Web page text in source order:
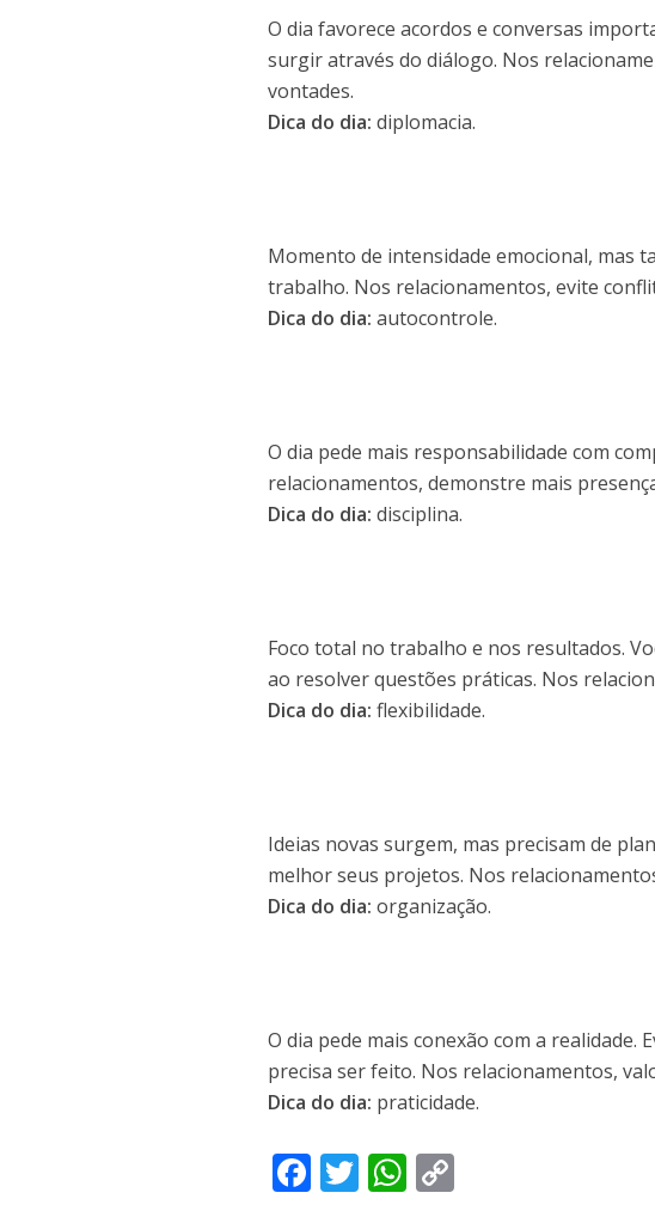
O dia favorece acordos e conversas
surgir através do diálogo. Nos
vontades.
Dica do dia: diplomacia.
Momento de intensidade emocional, mas
trabalho. Nos relacionamentos, evite
Dica do dia: autocontrole.
O dia pede mais responsabilidade com
relacionamentos, demonstre mais
Dica do dia: disciplina.
Foco total no trabalho e nos resultados.
ao resolver questões práticas. Nos
Dica do dia: flexibilidade.
Ideias novas surgem, mas precisam de
melhor seus projetos. Nos
Dica do dia: organização.
O dia pede mais conexão com a
precisa ser feito. Nos relacionamentos,
Dica do dia: praticidade.
F T W